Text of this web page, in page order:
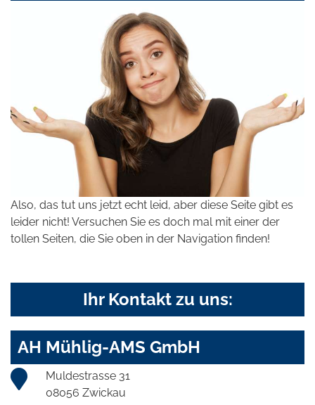
Also, das tut uns jetzt echt leid, aber diese Seite gibt es
leider nicht! Versuchen Sie es doch mal mit einer der
tollen Seiten, die Sie oben in der Navigation finden!
Ihr Kontakt zu uns:
AH Mühlig-AMS GmbH
Muldestrasse 31
08056 Zwickau